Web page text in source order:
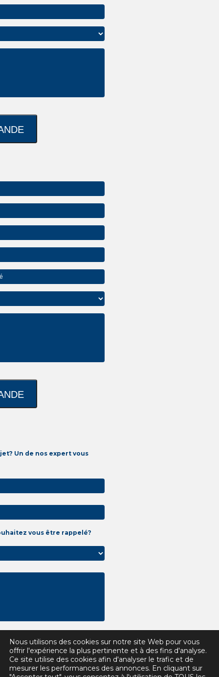
Un de nos expert vous
vous être rappelé?
Nous utilisons des cookies sur notre site Web pour vous
offrir l'expérience la plus pertinente et à des fins d'analyse.
Ce site utilise des cookies afin d'analyser le trafic et de
mesurer les performances des annonces. En cliquant sur